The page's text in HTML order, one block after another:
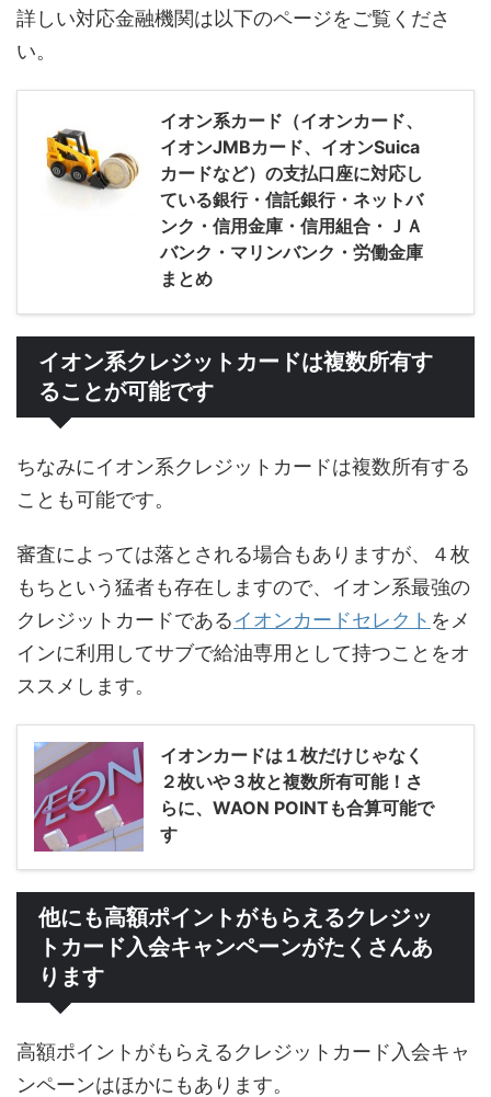
詳しい対応金融機関は以下のページをご覧くださ
い。
イオン系カード（イオンカード、
イオンJMBカード、イオンSuica
カードなど）の支払口座に対応し
ている銀行・信託銀行・ネットバ
ンク・信用金庫・信用組合・ＪＡ
バンク・マリンバンク・労働金庫
まとめ
イオン系クレジットカードは複数所有す
ることが可能です
ちなみにイオン系クレジットカードは複数所有する
ことも可能です。
審査によっては落とされる場合もありますが、４枚
もちという猛者も存在しますので、イオン系最強の
クレジットカードであるイオンカードセレクト をメ
インに利用してサブで給油専用として持つことをオ
ススメします。
イオンカードは１枚だけじゃなく
２枚いや３枚と複数所有可能！さ
らに、WAON POINTも合算可能で
す
他にも高額ポイントがもらえるクレジッ
トカード入会キャンペーンがたくさんあ
ります
高額ポイントがもらえるクレジットカード入会キャ
ンペーンはほかにもあります。